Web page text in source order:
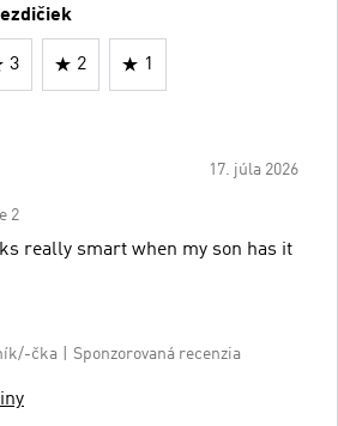
3 2 1
17. júla 2026
2
really smart when my son has it
čka
Sponzorovaná recenzia